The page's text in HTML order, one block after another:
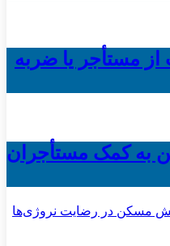
از مستأجر یا ضربه
به کمک مستأجران